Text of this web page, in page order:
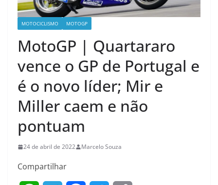
MOTOCICLISMO MOTOGP
MotoGP | Quartararo
vence o GP de Portugal e
é o novo líder; Mir e
Miller caem e não
pontuam
24 de abril de 2022 Marcelo Souza
Compartilhar